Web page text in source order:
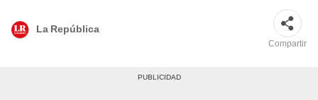
La República
Compartir